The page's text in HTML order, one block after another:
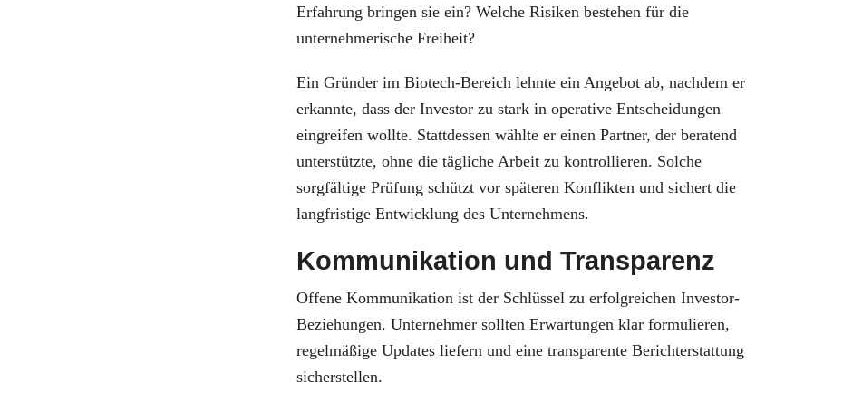
Erfahrung bringen sie ein? Welche Risiken bestehen für die
unternehmerische Freiheit?
Ein Gründer im Biotech-Bereich lehnte ein Angebot ab, nachdem er
erkannte, dass der Investor zu stark in operative Entscheidungen
eingreifen wollte. Stattdessen wählte er einen Partner, der beratend
unterstützte, ohne die tägliche Arbeit zu kontrollieren. Solche
sorgfältige Prüfung schützt vor späteren Konflikten und sichert die
langfristige Entwicklung des Unternehmens.
Kommunikation und Transparenz
Offene Kommunikation ist der Schlüssel zu erfolgreichen Investor-
Beziehungen. Unternehmer sollten Erwartungen klar formulieren,
regelmäßige Updates liefern und eine transparente Berichterstattung
sicherstellen.